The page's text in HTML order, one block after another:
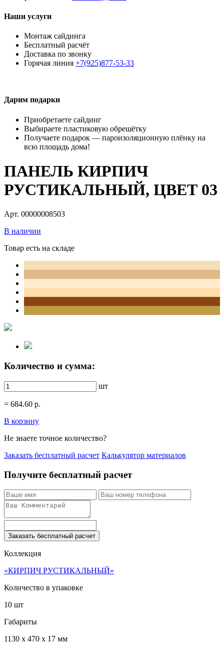
Наши услуги
Монтаж сайдинга
Бесплатный расчёт
Доставка по звонку
Горячая линия +7(925)877-53-33
Дарим подарки
Приобретаете сайдинг
Выбираете пластиковую обрешётку
Получаете подарок — пароизоляционную плёнку на
всю площадь дома!
ПАНЕЛЬ КИРПИЧ
РУСТИКАЛЬНЫЙ, ЦВЕТ 03
Арт. 00000008503
В наличии
Товар есть на складе
Количество и сумма:
шт
= 684.60 р.
В корзину
Не знаете точное количество?
Заказать бесплатный расчет Калькулятор материалов
Получите бесплатный расчет
Заказать бесплатный расчет
Коллекция
«КИРПИЧ РУСТИКАЛЬНЫЙ»
Количество в упаковке
10 шт
Габариты
1130 x 470 x 17 мм